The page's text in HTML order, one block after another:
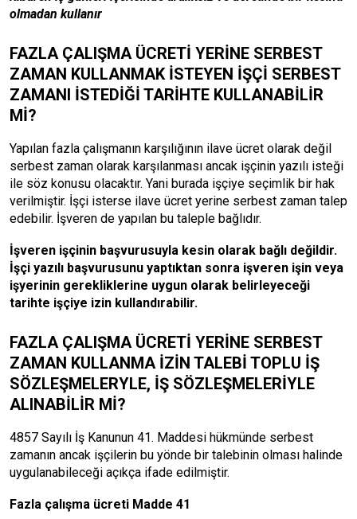
olmadan kullanır
FAZLA ÇALIŞMA ÜCRETİ YERİNE SERBEST
ZAMAN KULLANMAK İSTEYEN İŞÇİ SERBEST
ZAMANI İSTEDİĞİ TARİHTE KULLANABİLİR
Mİ?
Yapılan fazla çalışmanın karşılığının ilave ücret olarak değil
serbest zaman olarak karşılanması ancak işçinin yazılı isteği
ile söz konusu olacaktır. Yani burada işçiye seçimlik bir hak
verilmiştir. İşçi isterse ilave ücret yerine serbest zaman talep
edebilir. İşveren de yapılan bu taleple bağlıdır.
İşveren işçinin başvurusuyla kesin olarak bağlı değildir.
İşçi yazılı başvurusunu yaptıktan sonra işveren işin veya
işyerinin gerekliklerine uygun olarak belirleyeceği
tarihte işçiye izin kullandırabilir.
FAZLA ÇALIŞMA ÜCRETİ YERİNE SERBEST
ZAMAN KULLANMA İZİN TALEBİ TOPLU İŞ
SÖZLEŞMELERYLE, İŞ SÖZLEŞMELERİYLE
ALINABİLİR Mİ?
4857 Sayılı İş Kanunun 41. Maddesi hükmünde serbest
zamanın ancak işçilerin bu yönde bir talebinin olması halinde
uygulanabileceği açıkça ifade edilmiştir.
Fazla çalışma ücreti Madde 41